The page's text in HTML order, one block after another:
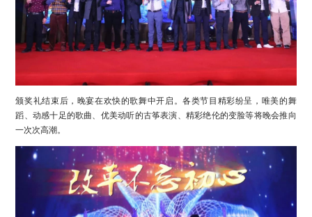
颁奖礼结束后，晚宴在欢快的歌舞中开启。各类节目精彩纷呈，唯美的舞
蹈、动感十足的歌曲、优美动听的古筝表演、精彩绝伦的变脸等将晚会推向
一次次高潮。